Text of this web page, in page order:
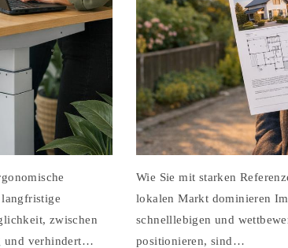
zwischen
und verhindert…
Wie Sie mit starken
lokalen Markt dominieren
schnelllebigen und
positionieren, sind…